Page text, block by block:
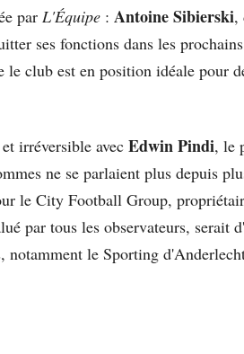
par L'Équipe : Antoine Sibierski,
ses fonctions dans les
club est en position idéale pour
irréversible avec Edwin Pindi, le
ne se parlaient plus depuis
le City Football Group,
par tous les observateurs, serait
notamment le Sporting